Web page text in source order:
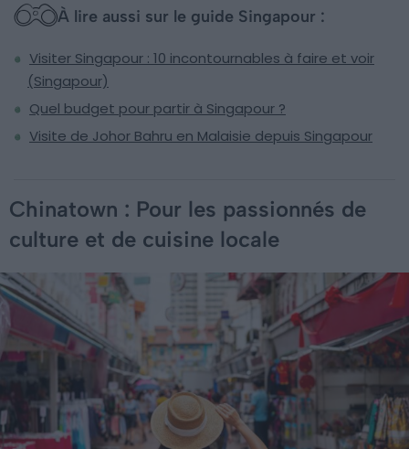
À lire aussi sur le guide Singapour :
Visiter Singapour : 10 incontournables à faire et voir
(Singapour)
Quel budget pour partir à Singapour ?
Visite de Johor Bahru en Malaisie depuis Singapour
Chinatown : Pour les passionnés de
culture et de cuisine locale